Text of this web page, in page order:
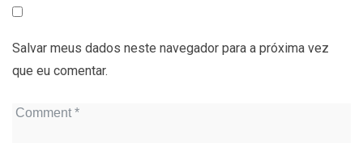
Salvar meus dados neste navegador para a próxima vez
que eu comentar.